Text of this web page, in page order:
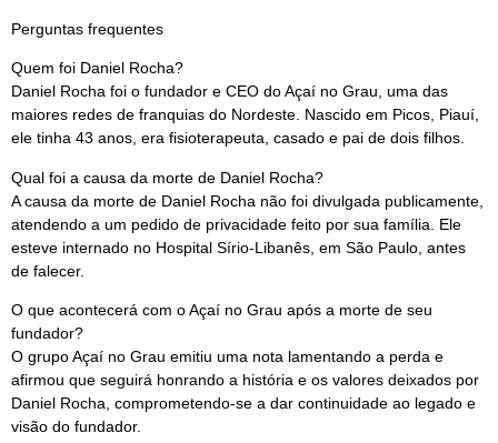
Perguntas frequentes
Quem foi Daniel Rocha?
Daniel Rocha foi o fundador e CEO do Açaí no Grau, uma das
maiores redes de franquias do Nordeste. Nascido em Picos, Piauí,
ele tinha 43 anos, era fisioterapeuta, casado e pai de dois filhos.
Qual foi a causa da morte de Daniel Rocha?
A causa da morte de Daniel Rocha não foi divulgada publicamente,
atendendo a um pedido de privacidade feito por sua família. Ele
esteve internado no Hospital Sírio-Libanês, em São Paulo, antes
de falecer.
O que acontecerá com o Açaí no Grau após a morte de seu
fundador?
O grupo Açaí no Grau emitiu uma nota lamentando a perda e
afirmou que seguirá honrando a história e os valores deixados por
Daniel Rocha, comprometendo-se a dar continuidade ao legado e
visão do fundador.